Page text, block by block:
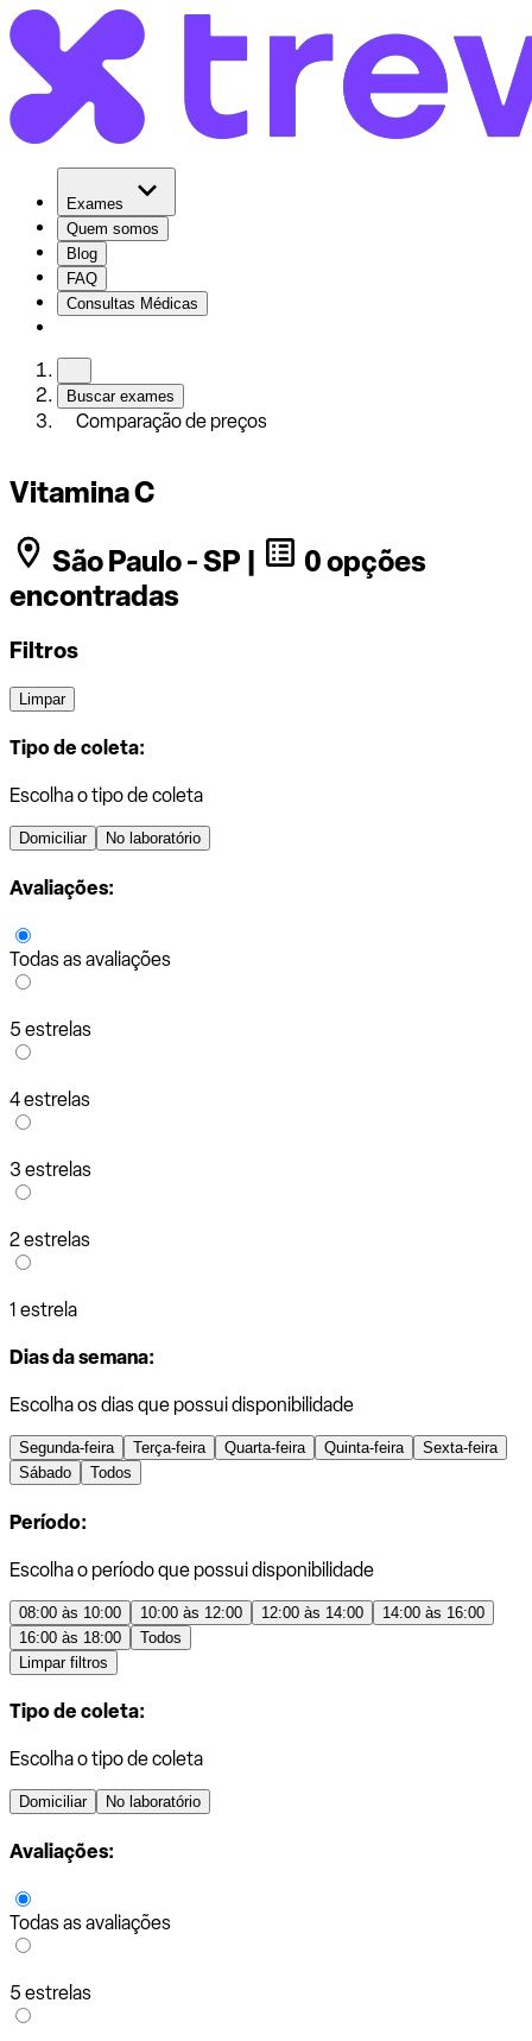
Exames
Quem somos
Blog
FAQ
Consultas Médicas
Buscar exames
Comparação de preços
Vitamina C
São Paulo - SP |
0 opções
encontradas
Filtros
Limpar
Tipo de coleta:
Escolha o tipo de coleta
Domiciliar No laboratório
Avaliações:
Todas as avaliações
5 estrelas
4 estrelas
3 estrelas
2 estrelas
1 estrela
Dias da semana:
Escolha os dias que possui disponibilidade
Segunda-feira Terça-feira Quarta-feira Quinta-feira
Sexta-feira
Sábado
Todos
Período:
Escolha o período que possui disponibilidade
08:00 às 10:00 10:00 às 12:00 12:00 às 14:00
14:00 às 16:00
16:00 às 18:00
Todos
Limpar filtros
Tipo de coleta:
Escolha o tipo de coleta
Domiciliar No laboratório
Avaliações:
Todas as avaliações
5 estrelas